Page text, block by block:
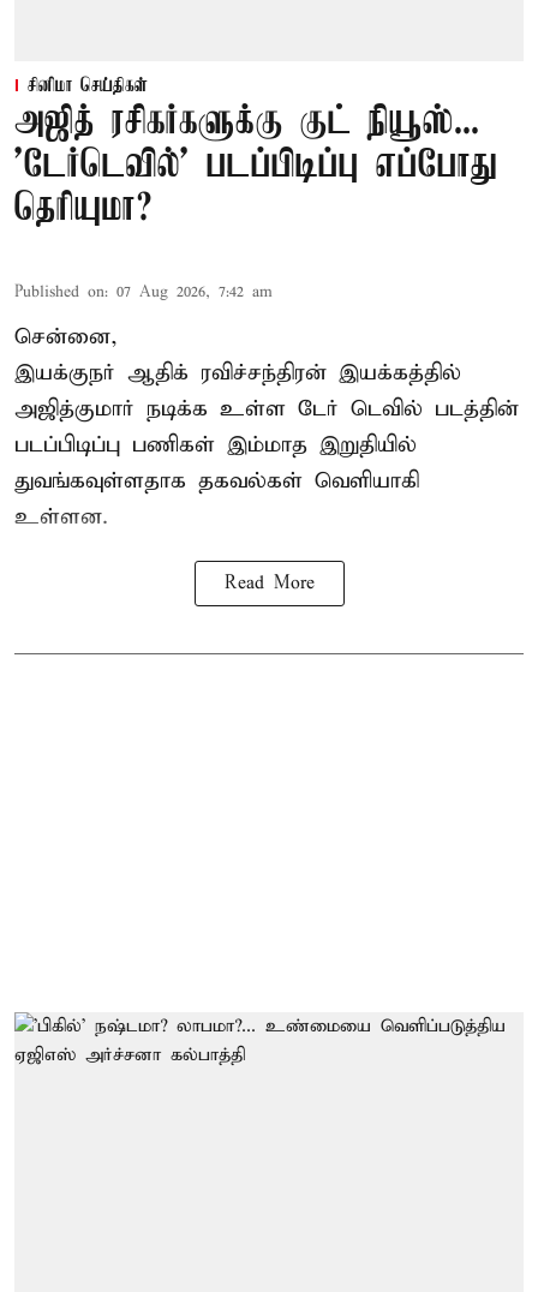
சினிமா செய்திகள்
அஜித் ரசிகர்களுக்கு குட் நியூஸ்...
'டேர்டெவில்' படப்பிடிப்பு எப்போது
தெரியுமா?
Published on: 07 Aug 2026, 7:42 am
சென்னை,
இயக்குநர் ஆதிக் ரவிச்சந்திரன் இயக்கத்தில்
அஜித்குமார் நடிக்க உள்ள டேர் டெவில் படத்தின்
படப்பிடிப்பு பணிகள் இம்மாத இறுதியில்
துவங்கவுள்ளதாக தகவல்கள் வெளியாகி
உள்ளன.
Read More